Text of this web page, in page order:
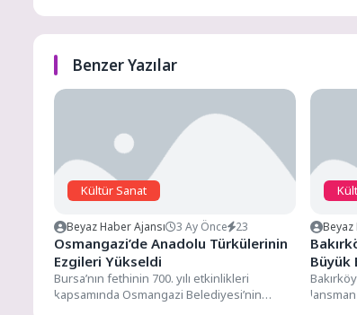
Benzer Yazılar
Kültür Sanat
Beyaz Haber Ajansı 3 Ay Önce 23
Osmangazi’de Anadolu Türkülerinin
Ezgileri Yükseldi
Bursa’nın fethinin 700. yılı etkinlikleri
kapsamında Osmangazi Belediyesi’nin
Beyaz
Büyük